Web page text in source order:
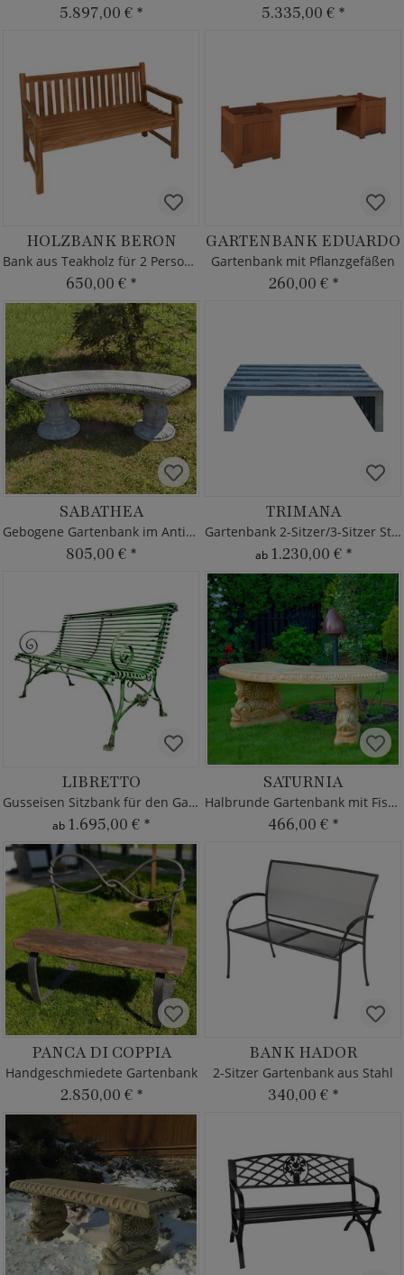
5.897,00 € * 5.335,00 € *
HOLZBANK BERON
Bank aus Teakholz für 2 Personen
650,00 € *
GARTENBANK EDUARDO
Gartenbank mit Pflanzgefäßen
260,00 € *
SABATHEA
Gebogene Gartenbank im Antik Stil
805,00 € *
TRIMANA
Gartenbank 2-Sitzer/3-Sitzer Stahl
ab 1.230,00 € *
LIBRETTO
Gusseisen Sitzbank für den Garten
ab 1.695,00 € *
SATURNIA
Halbrunde Gartenbank mit Fisch
466,00 € *
PANCA DI COPPIA
Handgeschmiedete Gartenbank
2.850,00 € *
BANK HADOR
2-Sitzer Gartenbank aus Stahl
340,00 € *